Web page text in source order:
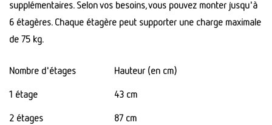
supplémentaires. Selon vos besoins, vous pouvez monter jusqu'à
6 étagères. Chaque étagère peut supporter une charge maximale
de 75 kg.
Nombre d'étages
Hauteur (en cm)
1 étage
43 cm
2 étages
87 cm